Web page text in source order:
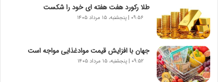
د
ا
ی
ر
ا
ن‌
طلا رکورد هفت هفته ای خود را شکست
۰۹:۵۶ | پنجشنبه، ۱۵ مرداد ۱۴۰۵
جهان با افزایش قیمت موادغذایی مواجه است
۰۹:۵۲ | پنجشنبه، ۱۵ مرداد ۱۴۰۵